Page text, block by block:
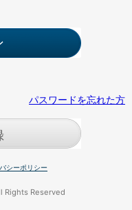
パスワードを忘れた方
シーポリシー
Rights Reserved